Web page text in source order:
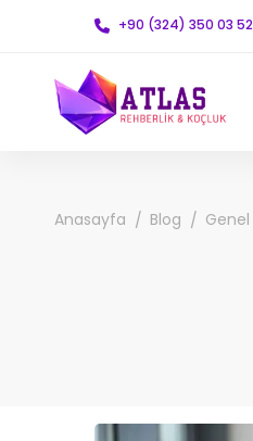
+90 (324) 350 03 52
Anasayfa Blog Genel